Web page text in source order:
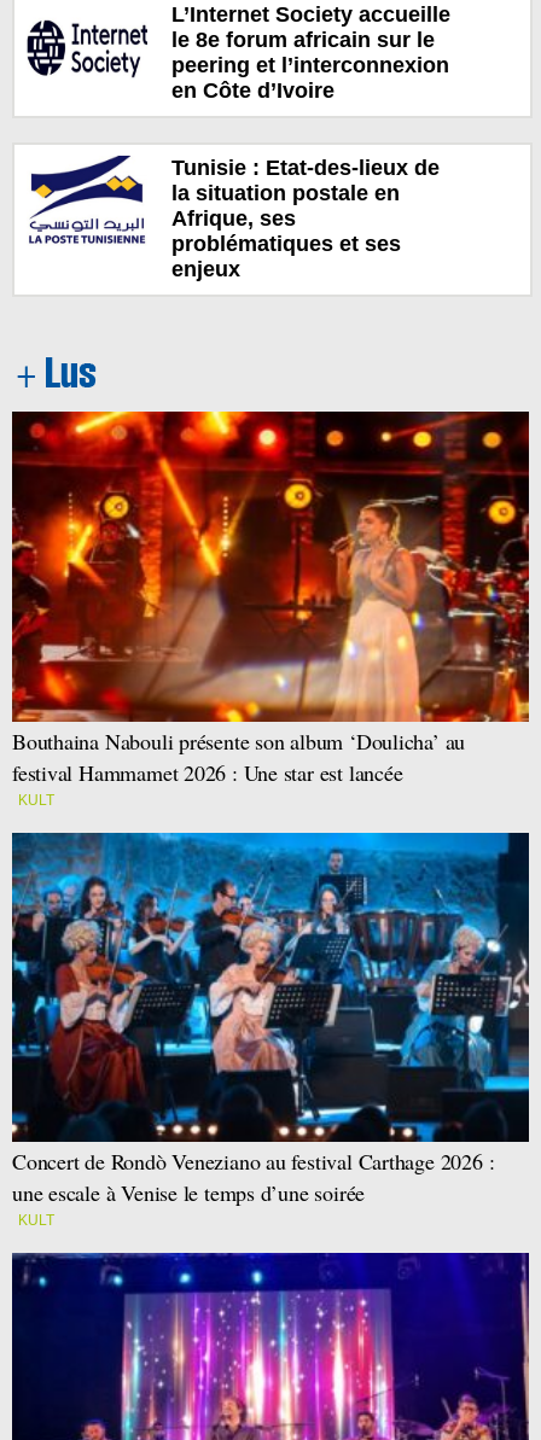
L’Internet Society accueille
le 8e forum africain sur le
peering et l’interconnexion
en Côte d’Ivoire
Tunisie : Etat-des-lieux de
la situation postale en
Afrique, ses
problématiques et ses
enjeux
Bouthaina Nabouli présente son album ‘Doulicha’ au
festival Hammamet 2026 : Une star est lancée
KULT
Concert de Rondò Veneziano au festival Carthage 2026 :
une escale à Venise le temps d’une soirée
KULT